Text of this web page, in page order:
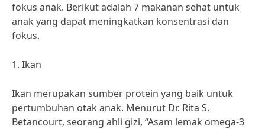
fokus anak. Berikut adalah 7 makanan sehat untuk
anak yang dapat meningkatkan konsentrasi dan
fokus.
1. Ikan
Ikan merupakan sumber protein yang baik untuk
pertumbuhan otak anak. Menurut Dr. Rita S.
Betancourt, seorang ahli gizi, “Asam lemak omega-3